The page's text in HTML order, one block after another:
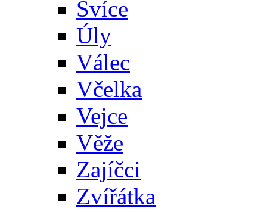
Svíce
Úly
Válec
Včelka
Vejce
Věže
Zajíčci
Zvířátka